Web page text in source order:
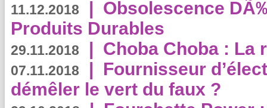
11.12.2018 | Obsolescence
Produits Durables
29.11.2018 | Choba Choba : La
07.11.2018 | Fournisseur
démêler le vert du faux ?